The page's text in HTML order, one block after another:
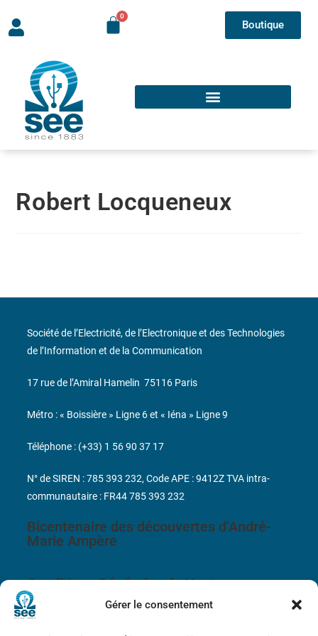
Gérer le consentement
Boutique
Robert Locqueneux
Bicentenaire des découvertes d’André-
Marie Ampère
Conditions Générales de Vente
Société de l’Electricité, de l’Electronique et des Technologies
de l’Information et de la Communication
17 rue de l’Amiral Hamelin 75116 Paris
Métro : « Boissière » Ligne 6 et « Iéna » Ligne 9
Téléphone : (+33) 1 56 90 37 17
N° de SIREN : 785 393 232, Code APE : 9412Z TVA intra-
communautaire : FR44 785 393 232